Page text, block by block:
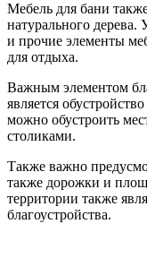
Мебель для бани
натурального дерева.
и прочие элементы
для отдыха.
Важным элементом
является
можно обустроить
столиками.
Также важно
также дорожки и
территории также
благоустройства.